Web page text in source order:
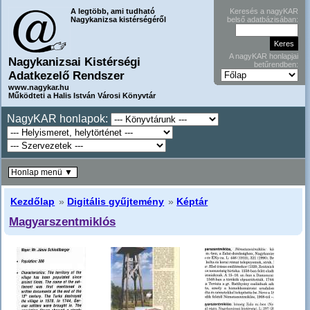
A legtöbb, ami tudható
Nagykanizsa kistérségéről
Nagykanizsai Kistérségi
Adatkezelő Rendszer
www.nagykar.hu
Működteti a Halis István Városi Könyvtár
Keresés a nagyKAR
belső adatbázisában:
A nagyKAR honlapjai
betűrendben:
NagyKAR honlapok:
Kezdőlap » Digitális gyűjtemény » Képtár
Magyarszentmiklós
Honlap menü ▼